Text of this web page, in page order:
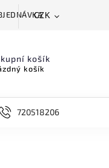
CZK
košík
košík
720518206